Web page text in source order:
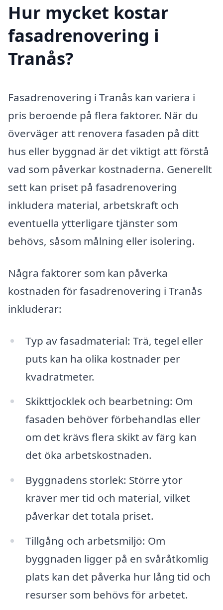
Hur mycket kostar
fasadrenovering i
Tranås?
Fasadrenovering i Tranås kan variera i
pris beroende på flera faktorer. När du
överväger att renovera fasaden på ditt
hus eller byggnad är det viktigt att förstå
vad som påverkar kostnaderna. Generellt
sett kan priset på fasadrenovering
inkludera material, arbetskraft och
eventuella ytterligare tjänster som
behövs, såsom målning eller isolering.
Några faktorer som kan påverka
kostnaden för fasadrenovering i Tranås
inkluderar:
Typ av fasadmaterial: Trä, tegel eller
puts kan ha olika kostnader per
kvadratmeter.
Skikttjocklek och bearbetning: Om
fasaden behöver förbehandlas eller
om det krävs flera skikt av färg kan
det öka arbetskostnaden.
Byggnadens storlek: Större ytor
kräver mer tid och material, vilket
påverkar det totala priset.
Tillgång och arbetsmiljö: Om
byggnaden ligger på en svåråtkomlig
plats kan det påverka hur lång tid och
resurser som behövs för arbetet.